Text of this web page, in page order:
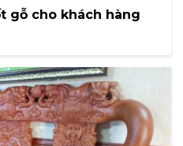
gỗ cho khách hàng